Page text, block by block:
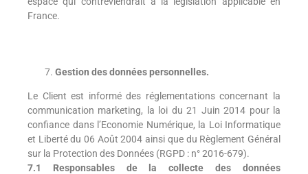
France.
Gestion des données personnelles.
Le Client est informé des réglementations concernant la
communication marketing, la loi du 21 Juin 2014 pour la
confiance dans l’Economie Numérique, la Loi Informatique
et Liberté du 06 Août 2004 ainsi que du Règlement Général
sur la Protection des Données (RGPD : n° 2016-679).
7.1 Responsables de la collecte des données